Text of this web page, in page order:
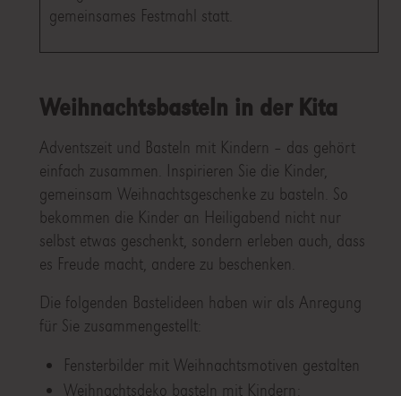
gemeinsames Festmahl statt.
Weihnachtsbasteln in der Kita
Adventszeit und Basteln mit Kindern – das gehört
einfach zusammen. Inspirieren Sie die Kinder,
gemeinsam Weihnachtsgeschenke zu basteln. So
bekommen die Kinder an Heiligabend nicht nur
selbst etwas geschenkt, sondern erleben auch, dass
es Freude macht, andere zu beschenken.
Die folgenden Bastelideen haben wir als Anregung
für Sie zusammengestellt:
Fensterbilder mit Weihnachtsmotiven gestalten
Weihnachtsdeko basteln mit Kindern: